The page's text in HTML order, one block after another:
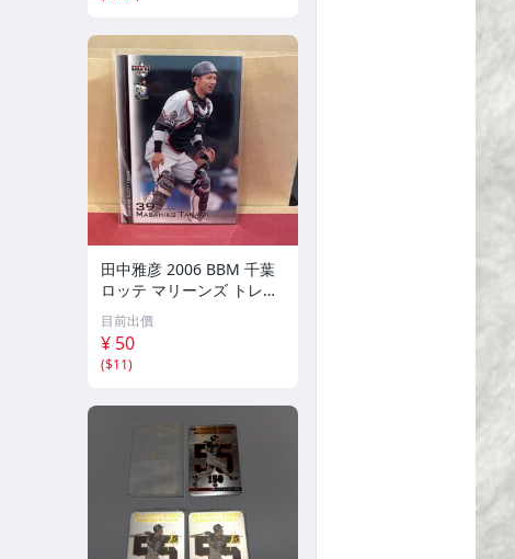
田中雅彦 2006 BBM 千葉
ロッテ マリーンズ トレカ
プロ野球 カード M37 スポ
ーツ アスリート トレーデ
ィングカード NPB
目前出價
¥ 50
($11)